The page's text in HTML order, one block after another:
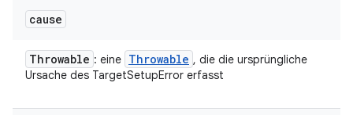
cause
Throwable : eine Throwable , die die ursprüngliche
Ursache des TargetSetupError erfasst